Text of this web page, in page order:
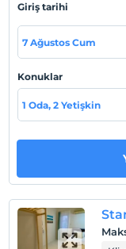
terasında gün
En erken saat
Check/out
En geç saat 12:00
Evcil Hayvan
Giriş tarihi
7 Ağustos Cum
Konuklar
1 Oda, 2 Yetişkin